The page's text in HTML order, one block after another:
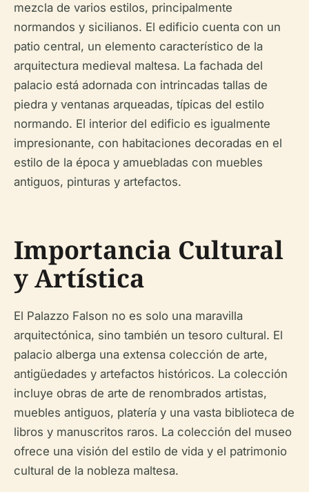
mezcla de varios estilos, principalmente
normandos y sicilianos. El edificio cuenta con un
patio central, un elemento característico de la
arquitectura medieval maltesa. La fachada del
palacio está adornada con intrincadas tallas de
piedra y ventanas arqueadas, típicas del estilo
normando. El interior del edificio es igualmente
impresionante, con habitaciones decoradas en el
estilo de la época y amuebladas con muebles
antiguos, pinturas y artefactos.
Importancia Cultural
y Artística
El Palazzo Falson no es solo una maravilla
arquitectónica, sino también un tesoro cultural. El
palacio alberga una extensa colección de arte,
antigüedades y artefactos históricos. La colección
incluye obras de arte de renombrados artistas,
muebles antiguos, platería y una vasta biblioteca de
libros y manuscritos raros. La colección del museo
ofrece una visión del estilo de vida y el patrimonio
cultural de la nobleza maltesa.